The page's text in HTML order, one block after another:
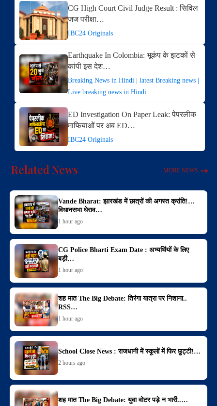
CG High Court Civil Judge Result : सिविल
जज परीक्षा…
IBC24 Originals
Earthquake In Colombia: भूकंप के झटकों से
कांपी इस देश…
Breaking News in Hindi | latest Breaking news |
Live breaking news in Hindi
ED Investigation On Paper Leak: पेपरलीक
माफियाओं पर अब ED…
IBC24 Originals
Related News MORE NEWS
Vande Bharat: झारखंड में छात्रों की अगस्त क्रांति!…
विधानसभा घेराव…
1 hour ago
CG Police Bharti Exam Date : अभ्यर्थियों के लिए
बड़ी…
1 hour ago
शह मात The Big Debate: तिरंगा यात्रा पर निशाना..
RSS…
1 hour ago
School Close News : राजधानी में स्कूलों में फिर छुट्टी!…
2 hours ago
शह मात The Big Debate: युवा वोटर पड़े न भारी..…